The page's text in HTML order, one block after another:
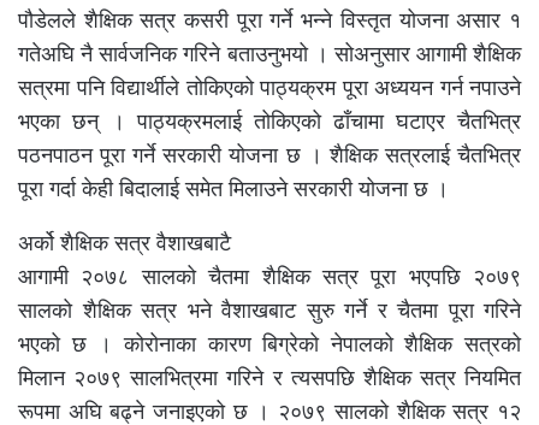
पौडेलले शैक्षिक सत्र कसरी पूरा गर्ने भन्ने विस्तृत योजना असार १
गतेअघि नै सार्वजनिक गरिने बताउनुभयो । सोअनुसार आगामी शैक्षिक
सत्रमा पनि विद्यार्थीले तोकिएको पाठ्यक्रम पूरा अध्ययन गर्न नपाउने
भएका छन् । पाठ्यक्रमलाई तोकिएको ढाँचामा घटाएर चैतभित्र
पठनपाठन पूरा गर्ने सरकारी योजना छ । शैक्षिक सत्रलाई चैतभित्र
पूरा गर्दा केही बिदालाई समेत मिलाउने सरकारी योजना छ ।
अर्को शैक्षिक सत्र वैशाखबाटै
आगामी २०७८ सालको चैतमा शैक्षिक सत्र पूरा भएपछि २०७९
सालको शैक्षिक सत्र भने वैशाखबाट सुरु गर्ने र चैतमा पूरा गरिने
भएको छ । कोरोनाका कारण बिग्रेको नेपालको शैक्षिक सत्रको
मिलान २०७९ सालभित्रमा गरिने र त्यसपछि शैक्षिक सत्र नियमित
रूपमा अघि बढ्ने जनाइएको छ । २०७९ सालको शैक्षिक सत्र १२